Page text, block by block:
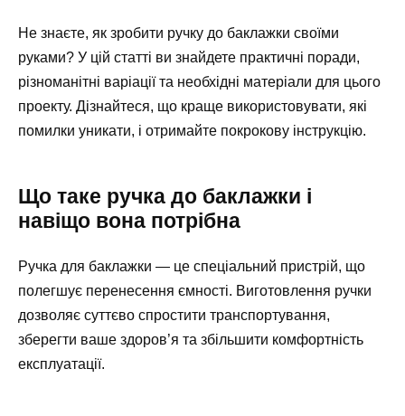
Не знаєте, як зробити ручку до баклажки своїми
руками? У цій статті ви знайдете практичні поради,
різноманітні варіації та необхідні матеріали для цього
проекту. Дізнайтеся, що краще використовувати, які
помилки уникати, і отримайте покрокову інструкцію.
Що таке ручка до баклажки і
навіщо вона потрібна
Ручка для баклажки — це спеціальний пристрій, що
полегшує перенесення ємності. Виготовлення ручки
дозволяє суттєво спростити транспортування,
зберегти ваше здоров’я та збільшити комфортність
експлуатації.